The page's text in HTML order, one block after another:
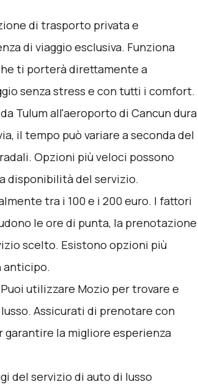
di trasporto privata e
di viaggio esclusiva. Funziona
ti porterà direttamente a
senza stress e con tutti i comfort.
Tulum all'aeroporto di Cancun dura
il tempo può variare a seconda del
Opzioni più veloci possono
disponibilità del servizio.
tra i 100 e i 200 euro. I fattori
le ore di punta, la prenotazione
scelto. Esistono opzioni più
anticipo.
Puoi utilizzare Mozio per trovare e
Assicurati di prenotare con
garantire la migliore esperienza
del servizio di auto di lusso